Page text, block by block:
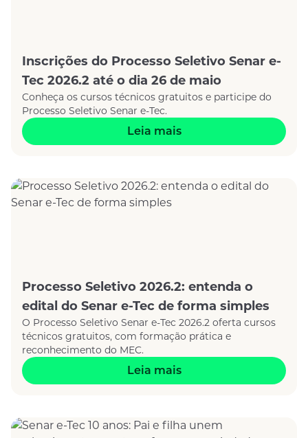
Inscrições do Processo Seletivo Senar e-
Tec 2026.2 até o dia 26 de maio
Conheça os cursos técnicos gratuitos e participe do
Processo Seletivo Senar e-Tec.
Leia mais
Processo Seletivo 2026.2: entenda o
edital do Senar e-Tec de forma simples
O Processo Seletivo Senar e-Tec 2026.2 oferta cursos
técnicos gratuitos, com formação prática e
reconhecimento do MEC.
Leia mais